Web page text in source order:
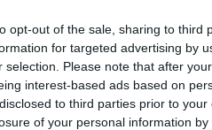
opt-out of the sale, sharing to third
for targeted advertising by
selection. Please note that after
interest-based ads based on
to third parties prior to
of your personal information
Reabilitacija Darbo
Socialinės apsaugos ir darbo ministerija